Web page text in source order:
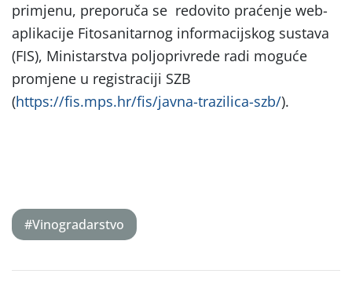
primjenu, preporuča se redovito praćenje web-
aplikacije Fitosanitarnog informacijskog sustava
(FIS), Ministarstva poljoprivrede radi moguće
promjene u registraciji SZB
(https://fis.mps.hr/fis/javna-trazilica-szb/).
#Vinogradarstvo